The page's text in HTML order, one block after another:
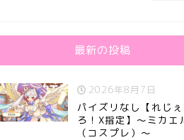
最新の投稿
2026年8月7日
パイズリなし【れじぇ
ろ！X指定】～ミカエ
（コスプレ）～